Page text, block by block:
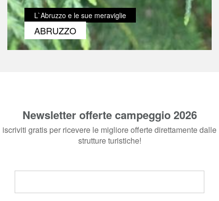
L`Abruzzo e le sue meraviglie
ABRUZZO
Newsletter offerte campeggio 2026
iscriviti gratis per ricevere le migliore offerte direttamente dalle
strutture turistiche!